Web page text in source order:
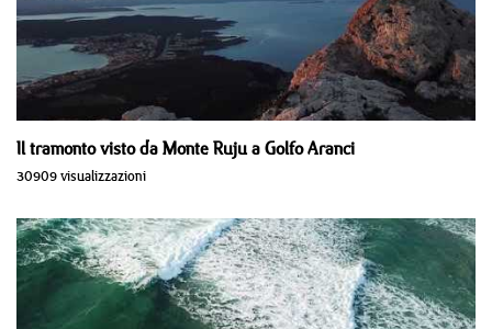
Il tramonto visto da Monte Ruju a Golfo Aranci
30909 visualizzazioni